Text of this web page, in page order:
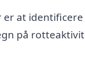
at identificere
på